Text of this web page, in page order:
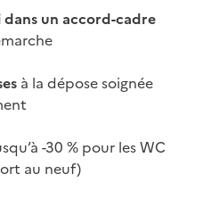
un accord-cadre
à la dépose soignée
-30 % pour les WC
au neuf)